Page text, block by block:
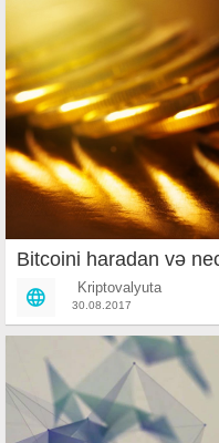
Bitcoini haradan və
Kriptovalyuta
30.08.2017